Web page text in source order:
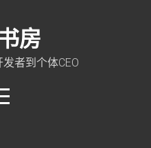
房
者到个体CEO